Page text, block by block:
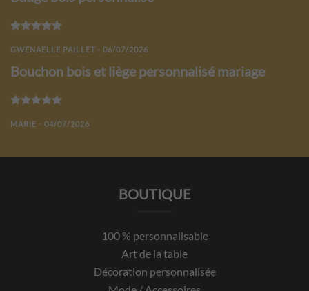
GWENAELLE PAILLET - 06/07/2026
Bouchon bois et liège personnalisé mariage
MARIE - 04/07/2026
BOUTIQUE
100 % personnalisable
Art de la table
Décoration personnalisée